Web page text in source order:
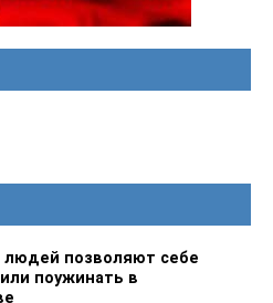
людей позволяют себе
поужинать в